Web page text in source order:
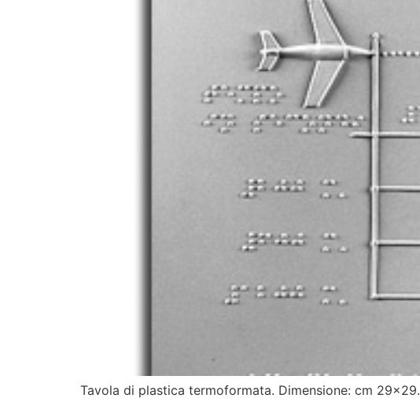
Tavola di plastica termoformata. Dimensione: cm 29×29.